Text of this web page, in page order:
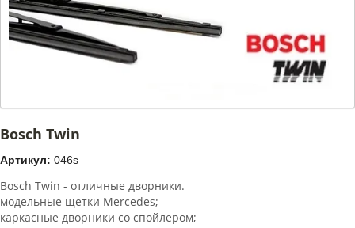
Bosch Twin
Артикул: 046s
Bosch Twin - отличные дворники.
модельные щетки Mercedes;
каркасные дворники со спойлером;